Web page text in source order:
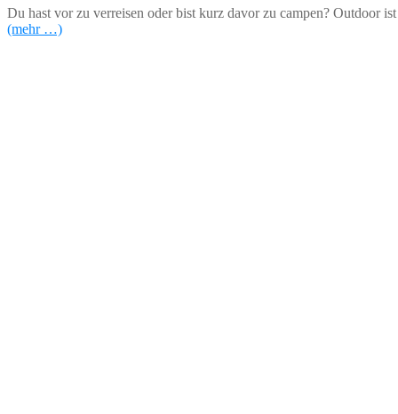
Du hast vor zu verreisen oder bist kurz davor zu campen? Outdoor
(mehr …)